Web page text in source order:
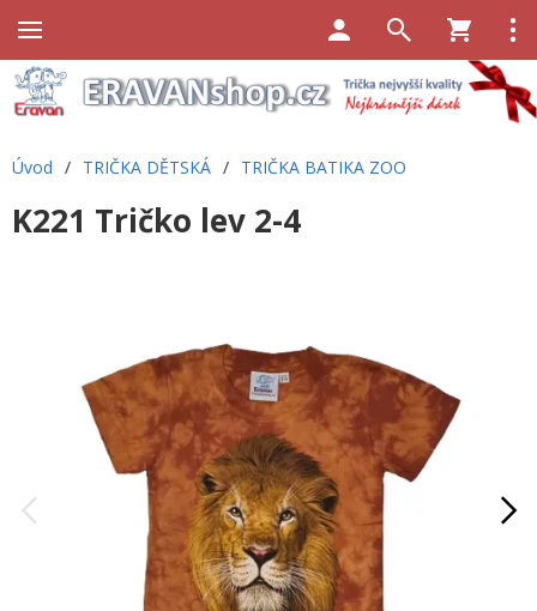
Úvod / TRIČKA DĚTSKÁ / TRIČKA BATIKA ZOO
K221 Tričko lev 2-4